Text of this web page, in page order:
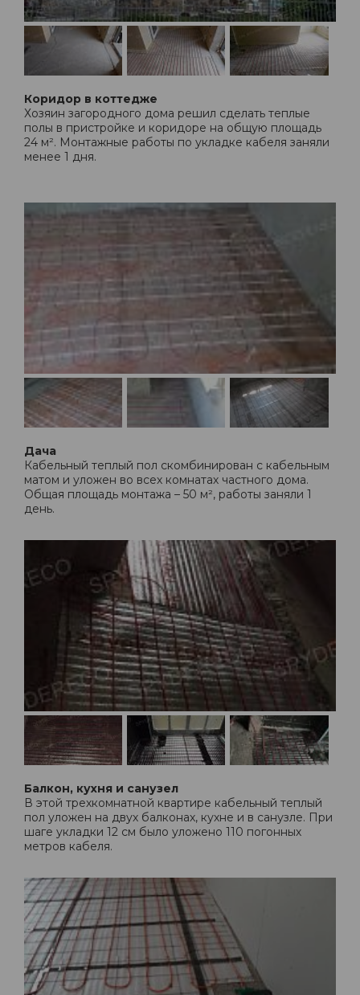
Коридор в коттедже
Хозяин загородного дома решил сделать теплые
полы в пристройке и коридоре на общую площадь
24 м². Монтажные работы по укладке кабеля заняли
менее 1 дня.
Дача
Кабельный теплый пол скомбинирован с кабельным
матом и уложен во всех комнатах частного дома.
Общая площадь монтажа – 50 м², работы заняли 1
день.
Балкон, кухня и санузел
В этой трехкомнатной квартире кабельный теплый
пол уложен на двух балконах, кухне и в санузле. При
шаге укладки 12 см было уложено 110 погонных
метров кабеля.